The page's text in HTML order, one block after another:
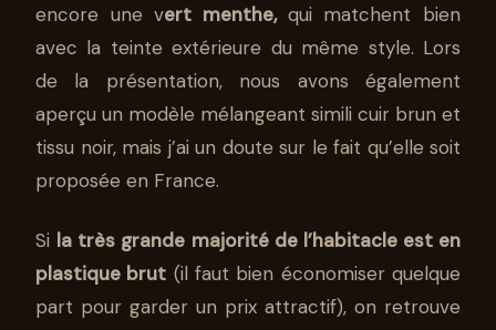
encore une vert menthe, qui matchent bien
avec la teinte extérieure du même style. Lors
de la présentation, nous avons également
aperçu un modèle mélangeant simili cuir brun et
tissu noir, mais j’ai un doute sur le fait qu’elle soit
proposée en France.
Si la très grande majorité de l’habitacle est en
plastique brut (il faut bien économiser quelque
part pour garder un prix attractif), on retrouve